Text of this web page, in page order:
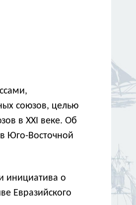
союзов, целью
в ХХI веке. Об
Юго-Восточной
инициатива о
Евразийского